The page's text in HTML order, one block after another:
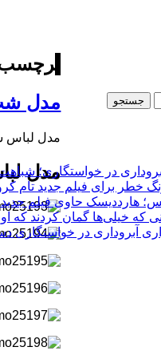
شباهت به «پایتخت7» و
خیلی‌ها گمان کردند که
در خواستگاری دست گذاشته
مدل
مدل لباس
مدل